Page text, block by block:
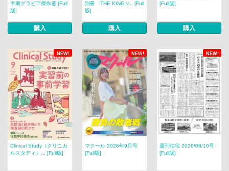
半期グラビア傑作選 [Full
版]
購入
別冊 THE KING v... [Full
版]
購入
[Full版]
購入
NEW! NEW! NEW!
Clinical Study（クリニカ
ルスタディ）... [Full版]
マクール 2026年9月号
[Full版]
週刊住宅 2026/08/10号
[Full版]